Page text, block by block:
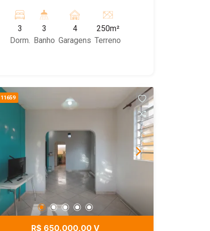
garagem, sendo 2 cobertas e 2
descobertas. Obs.: Imóvel em ótima
localização! Agende uma visita com um
3
Dorm.
3
Banho
4
Garagens
250m²
Terreno
11659
R$ 650.000,00 V